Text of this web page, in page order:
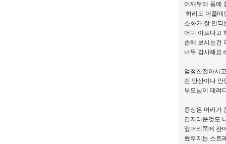
어깨부터 등에
허리도 아플때
소화가 잘 안되
어디 아프다고
손해 보시는건
너무 감사해요
엄청친절하시
전 안산이나
부모님이 데려
증상은 머리가
간지러운것도
앞머리쪽에 잔
뾰루지는 스트